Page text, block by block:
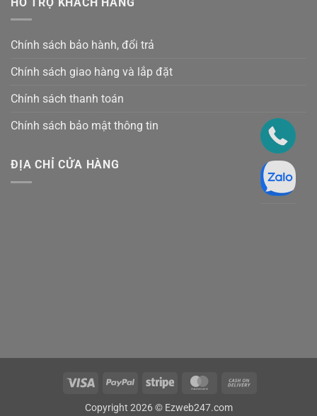
Chính sách bảo hành, đổi trả
Chính sách giao hàng và lắp đặt
Chính sách thanh toán
Chính sách bảo mật thông tin
ĐỊA CHỈ CỬA HÀNG
Visa PayPal Stripe MasterCard
Copyright 2026 © Ezweb247.com